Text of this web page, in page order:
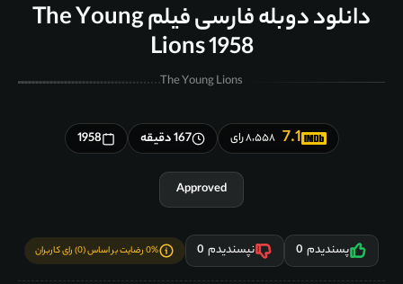
دانلود دوبله فارسی فیلم The Young
Lions 1958
The Young Lions
7.1 ۸٬۵۵۸ رای 167 دقیقه 1958
Approved
پسندیدم 0 نپسندیدم 0 0% رضایت بر اساس (0) رای کاربران